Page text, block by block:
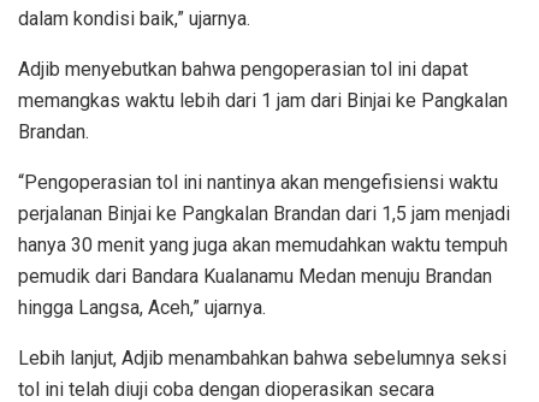
dalam kondisi baik,” ujarnya.
Adjib menyebutkan bahwa pengoperasian tol ini dapat
memangkas waktu lebih dari 1 jam dari Binjai ke Pangkalan
Brandan.
“Pengoperasian tol ini nantinya akan mengefisiensi waktu
perjalanan Binjai ke Pangkalan Brandan dari 1,5 jam menjadi
hanya 30 menit yang juga akan memudahkan waktu tempuh
pemudik dari Bandara Kualanamu Medan menuju Brandan
hingga Langsa, Aceh,” ujarnya.
Lebih lanjut, Adjib menambahkan bahwa sebelumnya seksi
tol ini telah diuji coba dengan dioperasikan secara